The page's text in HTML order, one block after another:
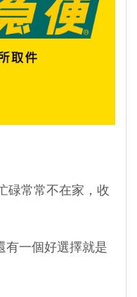
碌常常不在家，收
有一個好選擇就是